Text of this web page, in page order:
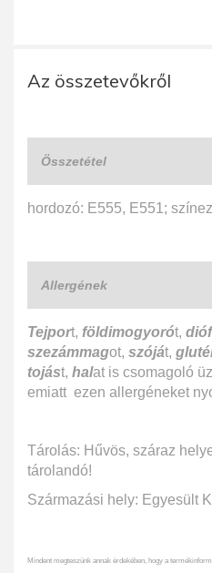
Az összetevőkről
Összetétel
hordozó: E555, E551;
Allergének
Tejport, földimogyorót,
szezámmagot, szóját,
tojást, halat is csomagoló
emiatt ezen allergéneket
Tárolás: Hűvös, száraz
tárolandó!
Származási hely: Egyesült
Mindent megteszünk annak érdekében, hogy a